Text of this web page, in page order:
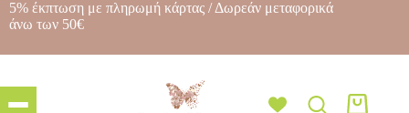
5% έκπτωση με πληρωμή κάρτας / Δωρεάν μεταφορικά
άνω των 50€